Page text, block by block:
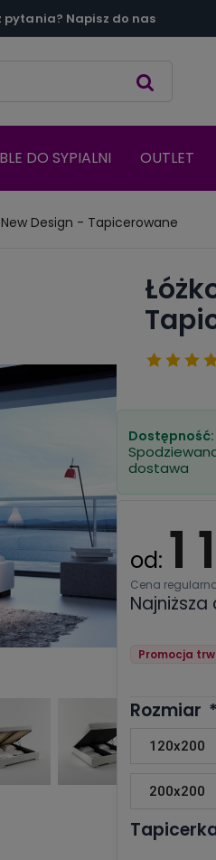
pytania? Napisz do nas
DO SYPIALNI OUTLET
Design - Tapicerowane
Dostępność:
dostawa
od: 1
Cena
Promocja
Rozmiar *
120x200
200x200